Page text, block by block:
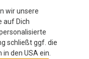
Fujitrail Logo Longsleeve
wir unsere
auf Dich
schließt ggf. die
den USA ein.